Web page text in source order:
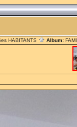
HABITANTS Album: